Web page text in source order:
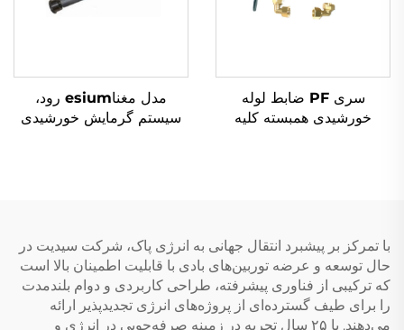
سری PF ضابط لوله
خورشیدی همبسته کلیه
مدل مغناesium رود،
سیستم گرمایش خورشیدی
با تمرکز بر پیشبرد انتقال جهانی به انرژی پاک، شرکت سیدیت در
حال توسعه و عرضه توربین‌های بادی با قابلیت اطمینان بالا است
که ترکیبی از فناوری پیشرفته، طراحی کاربردی و دوام بلندمدت
را برای طیف گسترده‌ای از پروژه‌های انرژی تجدیدپذیر ارائه
می‌دهند. با ۲۵ سال تجربه در زمینه صرفه‌جویی در انرژی و